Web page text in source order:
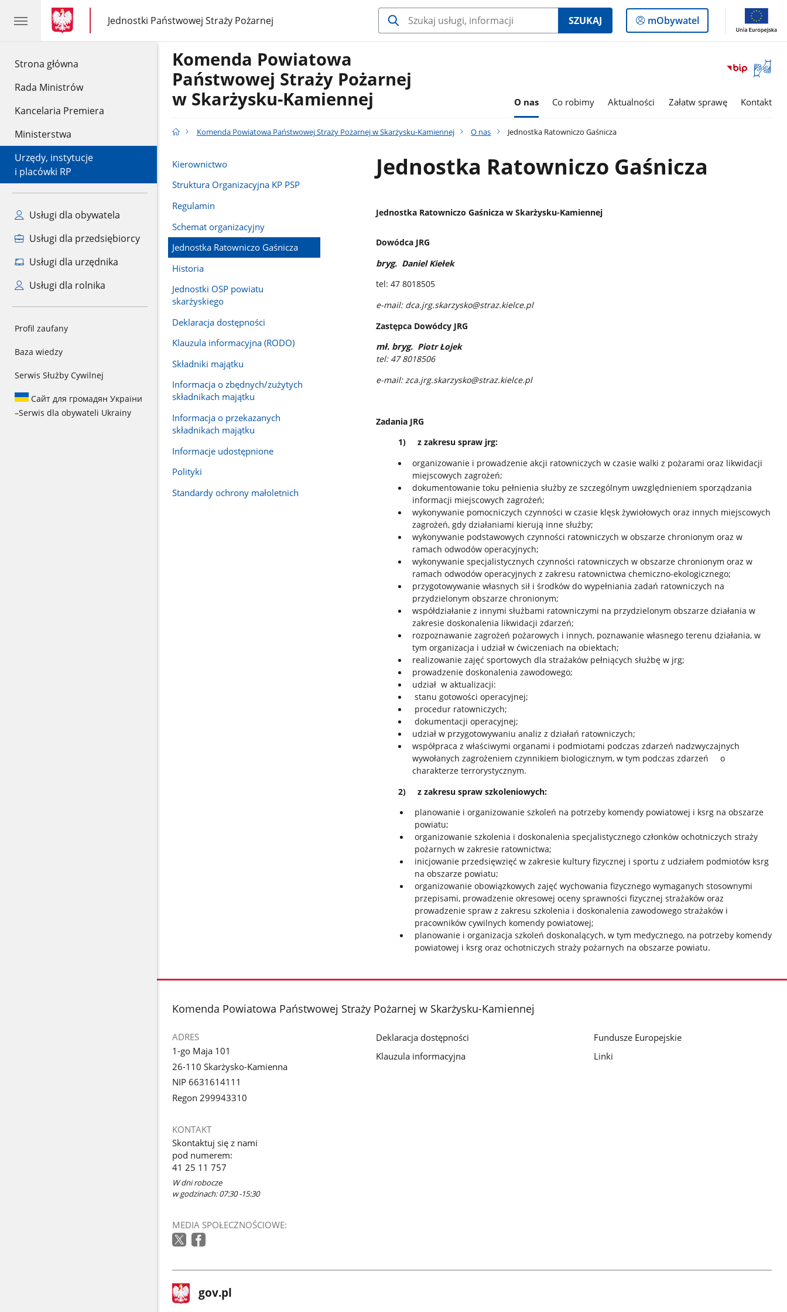
Strona główna
Rada Ministrów
Kancelaria Premiera
Ministerstwa
Urzędy, instytucje
i placówki RP
Usługi dla obywatela
Usługi dla przedsiębiorcy
Usługi dla urzędnika
Usługi dla rolnika
Profil zaufany
Baza wiedzy
Serwis Służby Cywilnej
Сайт для громадян України
–Serwis dla obywateli Ukrainy
gov.pl
gov.pl
Jednostki Państwowej Straży Pożarnej
gov.pl
Jednostki
Państwowej
SZUKAJ
Logowanie
do
mObywatel
Otwórz
okno
Komenda Powiatowa
Państwowej Straży Pożarnej
w Skarżysku-Kamiennej
O nas Co robimy Aktualności Załatw sprawę Kontakt
Komenda Powiatowa Państwowej Straży Pożarnej w Skarżysku-Kamiennej O nas Jednostka Ratowniczo Gaśnicza
Kierownictwo
Struktura Organizacyjna KP PSP
Regulamin
Schemat organizacyjny
Jednostka Ratowniczo Gaśnicza
Historia
Jednostki OSP powiatu
skarżyskiego
Deklaracja dostępności
Klauzula informacyjna (RODO)
Składniki majątku
Informacja o zbędnych/zużytych
składnikach majątku
Informacja o przekazanych
składnikach majątku
Informacje udostępnione
Polityki
Standardy ochrony małoletnich
Jednostka Ratowniczo Gaśnicza
Jednostka Ratowniczo Gaśnicza w Skarżysku-Kamiennej
Dowódca JRG
bryg. Daniel Kiełek
tel: 47 8018505
e-mail: dca.jrg.skarzysko@straz.kielce.pl
Zastępca Dowódcy JRG
mł. bryg. Piotr Łojek
tel: 47 8018506
e-mail: zca.jrg.skarzysko@straz.kielce.pl
Zadania JRG
1) z zakresu spraw jrg:
organizowanie i prowadzenie akcji ratowniczych w czasie walki z pożarami oraz likwidacji
miejscowych zagrożeń;
dokumentowanie toku pełnienia służby ze szczególnym uwzględnieniem sporządzania
informacji miejscowych zagrożeń;
wykonywanie pomocniczych czynności w czasie klęsk żywiołowych oraz innych miejscowych
zagrożeń, gdy działaniami kierują inne służby;
wykonywanie podstawowych czynności ratowniczych w obszarze chronionym oraz w
ramach odwodów operacyjnych;
wykonywanie specjalistycznych czynności ratowniczych w obszarze chronionym oraz w
ramach odwodów operacyjnych z zakresu ratownictwa chemiczno-ekologicznego;
przygotowywanie własnych sił i środków do wypełniania zadań ratowniczych na
przydzielonym obszarze chronionym;
współdziałanie z innymi służbami ratowniczymi na przydzielonym obszarze działania w
zakresie doskonalenia likwidacji zdarzeń;
rozpoznawanie zagrożeń pożarowych i innych, poznawanie własnego terenu działania, w
tym organizacja i udział w ćwiczeniach na obiektach;
realizowanie zajęć sportowych dla strażaków pełniących służbę w jrg;
prowadzenie doskonalenia zawodowego;
udział w aktualizacji:
stanu gotowości operacyjnej;
procedur ratowniczych;
dokumentacji operacyjnej;
udział w przygotowywaniu analiz z działań ratowniczych;
współpraca z właściwymi organami i podmiotami podczas zdarzeń nadzwyczajnych
wywołanych zagrożeniem czynnikiem biologicznym, w tym podczas zdarzeń o
charakterze terrorystycznym.
2) z zakresu spraw szkoleniowych:
planowanie i organizowanie szkoleń na potrzeby komendy powiatowej i ksrg na obszarze
powiatu;
organizowanie szkolenia i doskonalenia specjalistycznego członków ochotniczych straży
pożarnych w zakresie ratownictwa;
inicjowanie przedsięwzięć w zakresie kultury fizycznej i sportu z udziałem podmiotów ksrg
na obszarze powiatu;
organizowanie obowiązkowych zajęć wychowania fizycznego wymaganych stosownymi
przepisami, prowadzenie okresowej oceny sprawności fizycznej strażaków oraz
prowadzenie spraw z zakresu szkolenia i doskonalenia zawodowego strażaków i
pracowników cywilnych komendy powiatowej;
planowanie i organizacja szkoleń doskonalących, w tym medycznego, na potrzeby komendy
powiatowej i ksrg oraz ochotniczych straży pożarnych na obszarze powiatu.
stopka
Komenda Powiatowa Państwowej Straży Pożarnej w Skarżysku-Kamiennej
ADRES
1-go Maja 101
26-110 Skarżysko-Kamienna
NIP 6631614111
Regon 299943310
KONTAKT
Skontaktuj się z nami
pod numerem:
41 25 11 757
W dni robocze
w godzinach: 07:30 -15:30
MEDIA SPOŁECZNOŚCIOWE:
Deklaracja dostępności
Klauzula informacyjna
Fundusze Europejskie
Linki
stopka
gov.pl Strona
gov.pl